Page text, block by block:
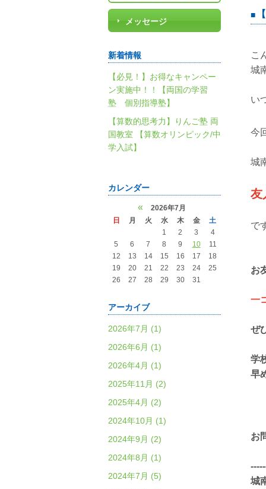
こ
城
い
今
城
友
で
お
一
ぜ
学
早
お
城
メッセージ
新着情報
【必見！】お得なキャンペー
ン実施中！！【両国の学習
塾 個別指導塾】
【算数的思考力】りんご塾 両
国教室 【算数オリンピック/中
学入試】
カレンダー
«
2026年7月
日
月 火 水 木 金
土
1
2 3
4
5
6 7 8 9 10
11
12
13 14 15 16 17
18
19
20 21 22 23 24
25
26
27 28 29 30 31
アーカイブ
2026年7月 (1)
2026年6月 (1)
2026年4月 (1)
2025年11月 (2)
2025年4月 (2)
2024年10月 (1)
2024年9月 (2)
2024年8月 (1)
2024年7月 (5)